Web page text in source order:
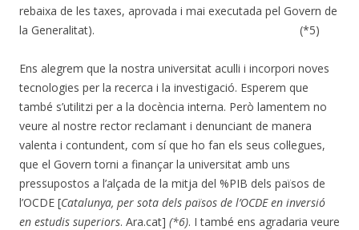
rebaixa de les taxes, aprovada i mai executada pel Govern de
la Generalitat). (*5)
Ens alegrem que la nostra universitat aculli i incorpori noves
tecnologies per la recerca i la investigació. Esperem que
també s’utilitzi per a la docència interna. Però lamentem no
veure al nostre rector reclamant i denunciant de manera
valenta i contundent, com sí que ho fan els seus col·legues,
que el Govern torni a finançar la universitat amb uns
pressupostos a l’alçada de la mitja del %PIB dels països de
l’OCDE [Catalunya, per sota dels països de l’OCDE en inversió
en estudis superiors. Ara.cat] (*6). I també ens agradaria veure